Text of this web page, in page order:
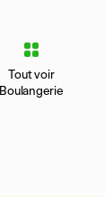
Tout voir
Boulangerie